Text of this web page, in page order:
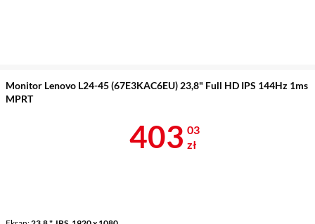
Monitor Lenovo L24-45 (67E3KAC6EU) 23,8" Full HD IPS 144Hz 1ms
MPRT
Cena 403,03
403 03
zł